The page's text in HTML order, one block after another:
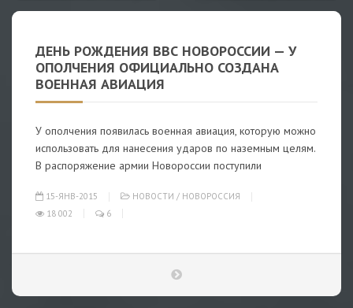
ДЕНЬ РОЖДЕНИЯ ВВС НОВОРОССИИ — У
ОПОЛЧЕНИЯ ОФИЦИАЛЬНО СОЗДАНА
ВОЕННАЯ АВИАЦИЯ
У ополчения появилась военная авиация, которую можно
использовать для нанесения ударов по наземным целям.
В распоряжение армии Новороссии поступили
15-ЯНВ-2015 НОВОСТИ / НОВОРОССИЯ
18 002
6